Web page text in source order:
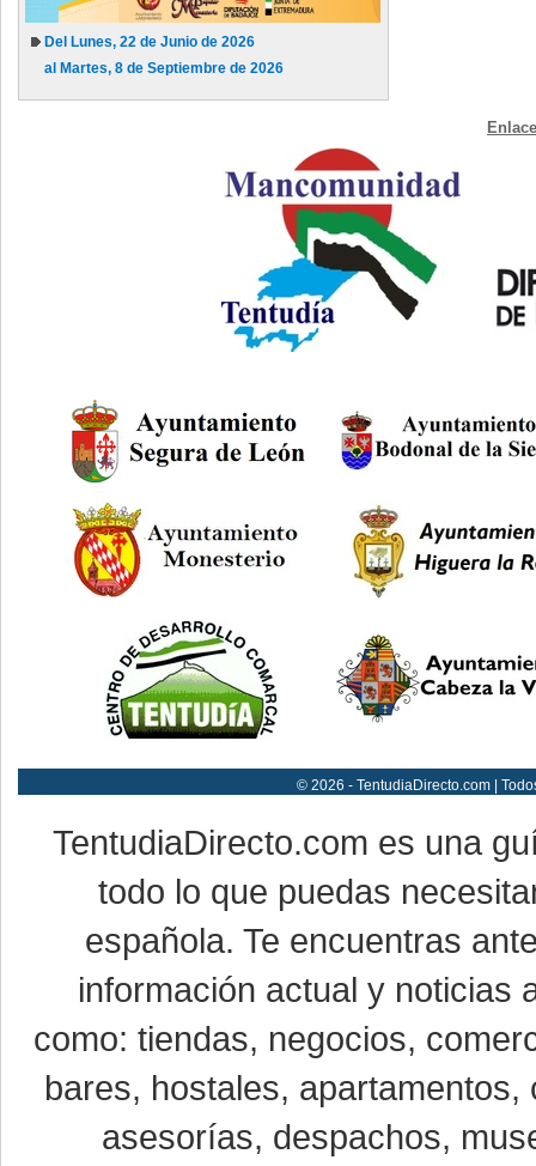
Del Lunes, 22 de Junio de 2026
al Martes, 8 de Septiembre de 2026
© 2026 - TentudiaDirecto.com |
TentudiaDirecto.com es una
todo lo que puedas
española. Te encuentras
información actual y noticias
como: tiendas, negocios,
bares, hostales,
asesorías, despachos,